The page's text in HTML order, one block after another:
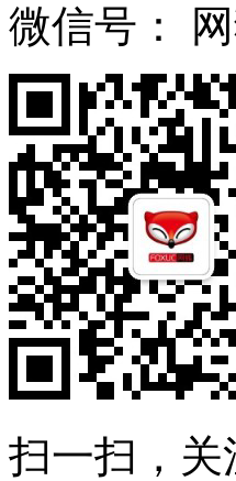
微信号：
扫一扫，关